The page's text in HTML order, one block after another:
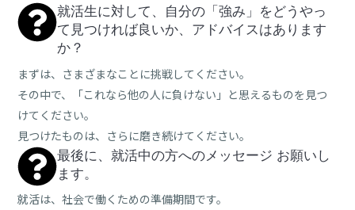
就活生に対して、自分の「強み」をどうやっ
て見つければ良いか、アドバイスはあります
か？
まずは、さまざまなことに挑戦してください。
その中で、「これなら他の人に負けない」と思えるものを見つ
けてください。
見つけたものは、さらに磨き続けてください。
最後に、就活中の方へのメッセージ お願いし
ます。
就活は、社会で働くための準備期間です。